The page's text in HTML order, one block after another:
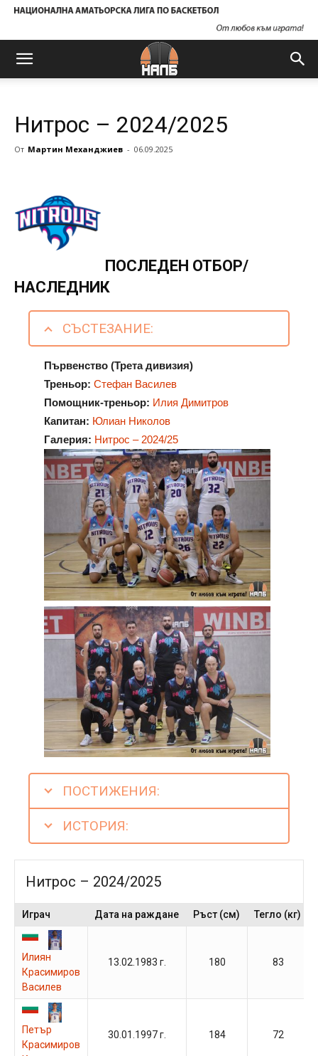
Нитрос – 2024/2025
От Мартин Механджиев - 06.09.2025
ПОСЛЕДЕН ОТБОР/
НАСЛЕДНИК
СЪСТЕЗАНИЕ:
Първенство (Трета дивизия)
Треньор: Стефан Василев
Помощник-треньор: Илия Димитров
Капитан: Юлиан Николов
Галерия: Нитрос – 2024/25
ПОСТИЖЕНИЯ:
ИСТОРИЯ:
Нитрос – 2024/2025
Играч Дата на раждане Ръст (см) Тегло (кг)
Илиян
Красимиров
Василев
13.02.1983 г. 180 83
Петър
Красимиров
30.01.1997 г. 184 72